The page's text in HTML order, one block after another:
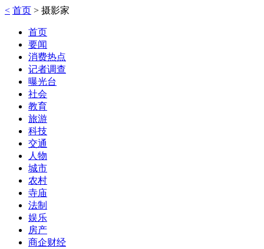
< 首页 > 摄影家
首页
要闻
消费热点
记者调查
曝光台
社会
教育
旅游
科技
交通
人物
城市
农村
寺庙
法制
娱乐
房产
商企财经